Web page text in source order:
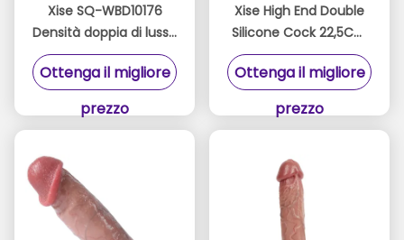
Xise SQ-WBD10176
Densità doppia di lusso
pene di silicone 24cm
di colore di pelle di
colore di pelle per
Ottenga il migliore
prezzo
Xise High End Double
Silicone Cock 22,5Cm
Tan Colore Per il
massimo piacere
Ottenga il migliore
prezzo